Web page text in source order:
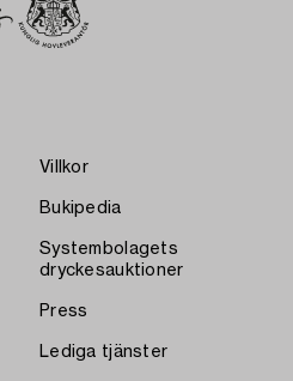
Villkor
Bukipedia
Systembolagets
dryckesauktioner
Press
Lediga tjänster